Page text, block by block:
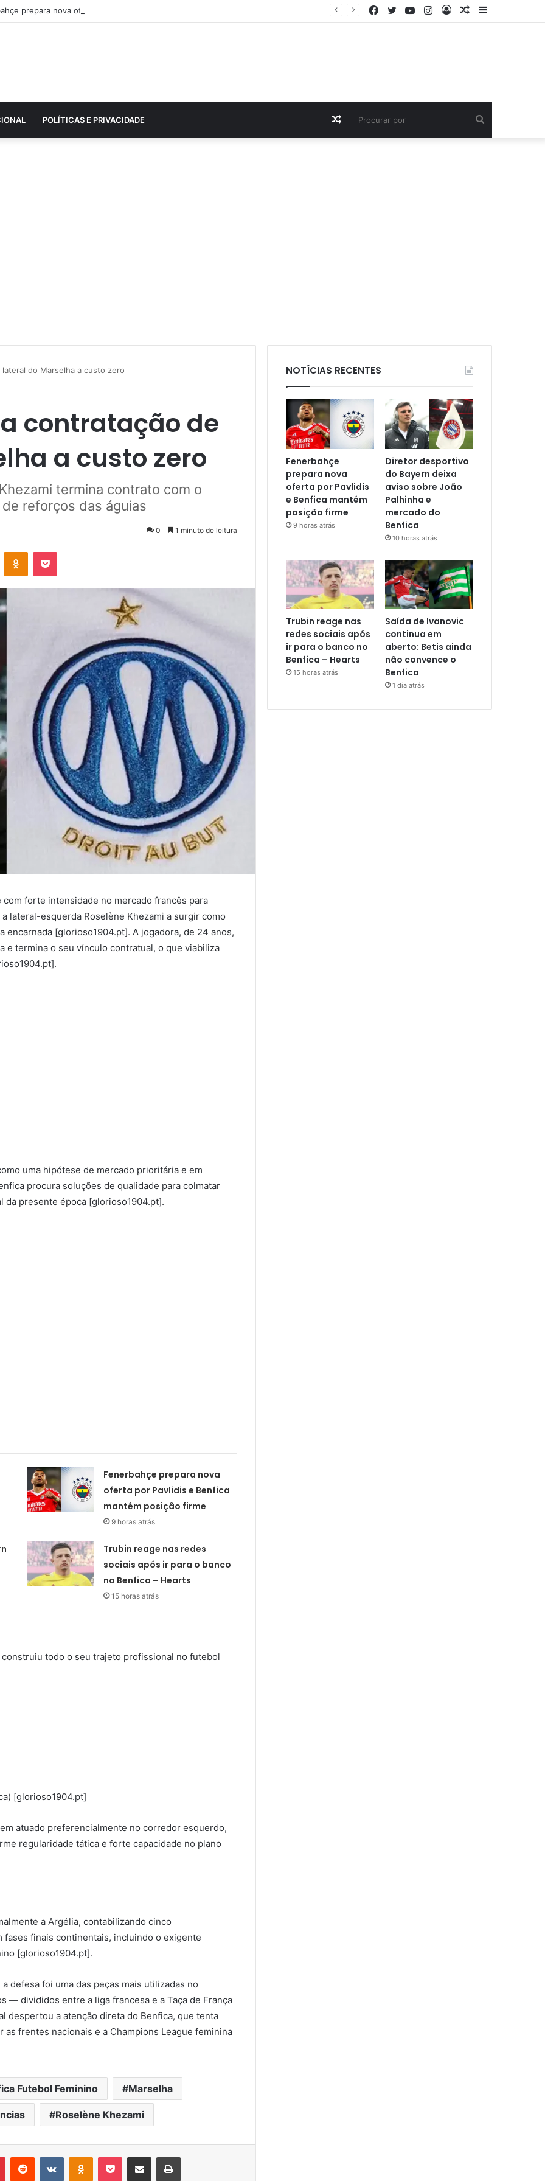
prepara nova oferta por Pavlidis e Benfica mantém posição firme
Barra
Artigo
Entrar
Instagram
YouTube
Twitter
Facebook
POLÍTICAS E PRIVACIDADE Artigo
do Marselha a custo zero
contratação de
a custo zero
termina contrato com o
reforços das águias
0 1 minuto de leitura
OK Pocket
forte intensidade no mercado francês para
lateral-esquerda Roselène Khezami a surgir como
encarnada [glorioso1904.pt]. A jogadora, de 24 anos,
e termina o seu vínculo contratual, o que viabiliza
uma hipótese de mercado prioritária e em
procura soluções de qualidade para colmatar
da presente época [glorioso1904.pt].
Fenerbahçe prepara nova
oferta por Pavlidis e Benfica
mantém posição firme
9 horas atrás
Trubin reage nas redes
sociais após ir para o banco
no Benfica – Hearts
15 horas atrás
todo o seu trajeto profissional no futebol
[glorioso1904.pt]
atuado preferencialmente no corredor esquerdo,
regularidade tática e forte capacidade no plano
a Argélia, contabilizando cinco
finais continentais, incluindo o exigente
[glorioso1904.pt].
defesa foi uma das peças mais utilizadas no
— divididos entre a liga francesa e a Taça de França
despertou a atenção direta do Benfica, que tenta
frentes nacionais e a Champions League feminina
Futebol Feminino Marselha
Roselène Khezami
PinterestReddit VK OK Pocket Compartilhar via e-mail Imprimir
NOTÍCIAS RECENTES
Fenerbahçe
prepara nova
oferta por Pavlidis
e Benfica mantém
posição firme
9 horas atrás
Diretor desportivo
do Bayern deixa
aviso sobre João
Palhinha e
mercado do
Benfica
10 horas atrás
Trubin reage nas
redes sociais após
ir para o banco no
Benfica – Hearts
15 horas atrás
Saída de Ivanovic
continua em
aberto: Betis ainda
não convence o
Benfica
1 dia atrás